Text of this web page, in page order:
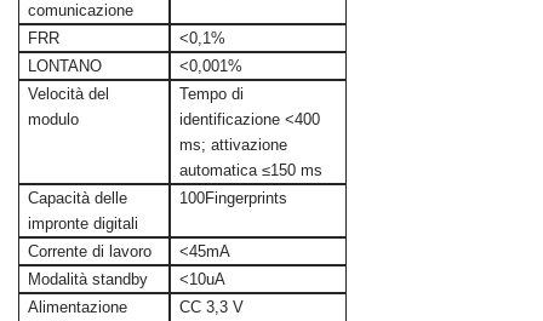
comunicazione
FRR
<0,1%
LONTANO
<0,001%
Velocità del
modulo
Tempo di
identificazione <400
ms; attivazione
automatica ≤150 ms
Capacità delle
impronte digitali
100Fingerprints
Corrente di lavoro
<45mA
Modalità standby
<10uA
Alimentazione
CC 3,3 V